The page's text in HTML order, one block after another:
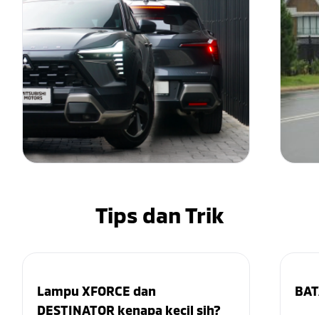
Tips dan Trik
Lampu XFORCE dan
DESTINATOR kenapa kecil sih?